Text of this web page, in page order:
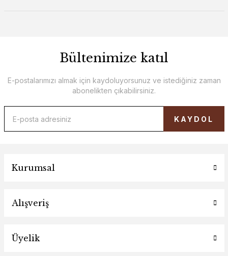
Bültenimize katıl
E-postalarımızı almak için kaydoluyorsunuz ve istediğiniz zaman
abonelikten çıkabilirsiniz.
KAYDOL
Kurumsal
Alışveriş
Üyelik